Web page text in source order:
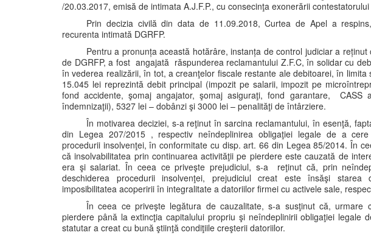
/20.03.2017, emisă de intimata A.J.F.P., cu consecinţa exonerării
Prin decizia civilă din data de 11.09.2018, Curtea de Apel a
recurenta intimată DGRFP.
Pentru a pronunța această hotărâre, instanța de control judiciar a
de DGRFP, a fost angajată răspunderea reclamantului Z.F.C, în solidar cu
în vederea realizării, în tot, a creanţelor fiscale restante ale debitoarei, în
15.045 lei reprezintă debit principal (impozit pe salarii, impozit pe
fond accidente, şomaj angajator, şomaj asiguraţi, fond garantare, CASS
îndemnizaţii), 5327 lei – dobânzi şi 3000 lei – penalităţi de întârziere.
În motivarea deciziei, s-a reţinut în sarcina reclamantului, în esenţă,
din Legea 207/2015 , respectiv neîndeplinirea obligaţiei legale de a cere
procedurii insolvenţei, în conformitate cu disp. art. 66 din Legea 85/2014. În
că insolvabilitatea prin continuarea activităţii pe pierdere este cauzată de
era şi salariat. În ceea ce priveşte prejudiciul, s-a reţinut că, prin
deschiderea procedurii insolvenţei, prejudiciul creat este însăşi starea
imposibilitatea acoperirii în integralitate a datoriilor firmei cu activele sale,
În ceea ce priveşte legătura de cauzalitate, s-a susţinut că, urmare
pierdere până la extincţia capitalului propriu şi neîndeplinirii obligaţiei legale
statutar a creat cu bună ştiinţă condiţiile creşterii datoriilor.